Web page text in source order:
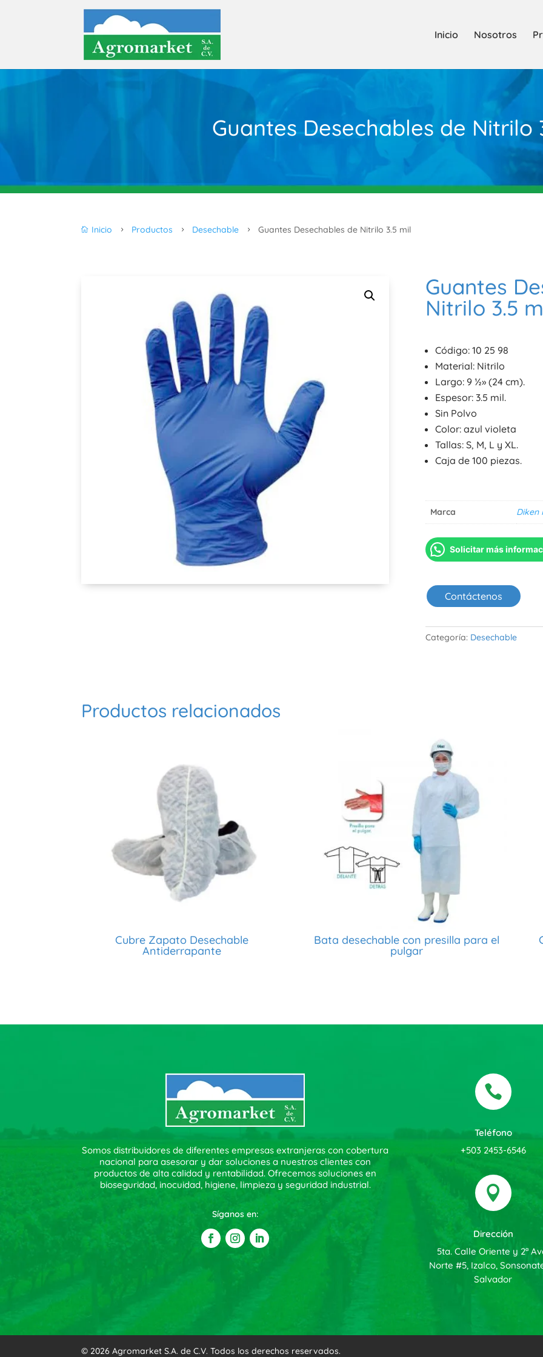
Inicio Nosotros
Guantes Desechables de Nitrilo
 Inicio 5 Productos 5 Desechable 5 Guantes Desechables de Nitrilo 3.5 mil
Guantes
Nitrilo 3.5
Código: 10 25 98
Material: Nitrilo
Largo: 9 ½» (24 cm).
Espesor: 3.5 mil.
Sin Polvo
Color: azul violeta
Tallas: S, M, L y XL.
Caja de 100 piezas.
Marca Diken
Solicitar más
Contáctenos
Categoría: Desechable
Productos relacionados
Cubre Zapato Desechable
Antiderrapante
Bata desechable con presilla para el
pulgar
Somos distribuidores de diferentes empresas extranjeras con cobertura
nacional para asesorar y dar soluciones a nuestros clientes con
productos de alta calidad y rentabilidad. Ofrecemos soluciones en
bioseguridad, inocuidad, higiene, limpieza y seguridad industrial.
Síganos en:

Teléfono
+503 2453-6546

Dirección
5ta. Calle Oriente y 2ª
Norte #5, Izalco,
Salvador
© 2026 Agromarket S.A. de C.V. Todos los derechos reservados.